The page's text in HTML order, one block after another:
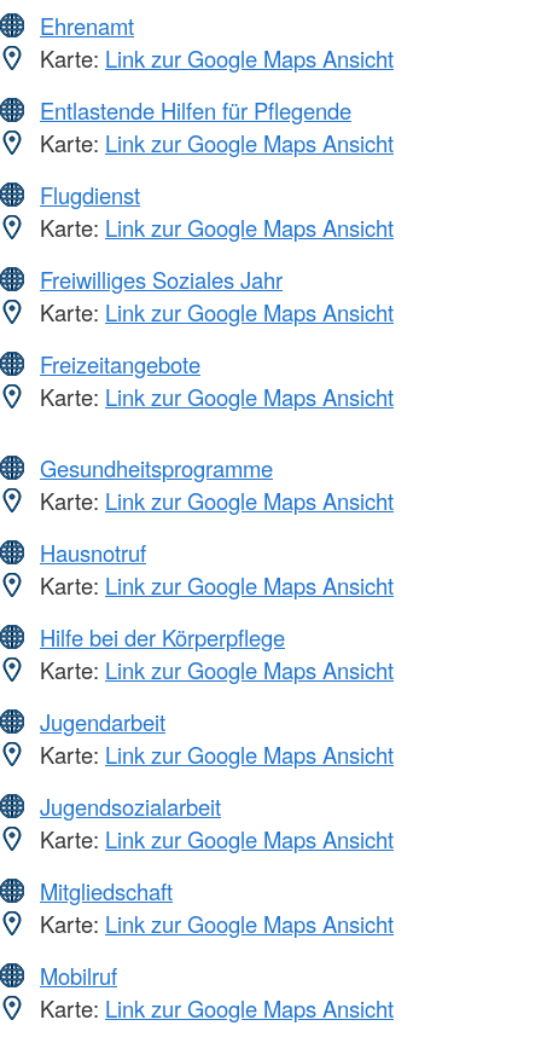
Ehrenamt
Karte: Link zur Google Maps Ansicht
Entlastende Hilfen für Pflegende
Karte: Link zur Google Maps Ansicht
Flugdienst
Karte: Link zur Google Maps Ansicht
Freiwilliges Soziales Jahr
Karte: Link zur Google Maps Ansicht
Freizeitangebote
Karte: Link zur Google Maps Ansicht
Gesundheitsprogramme
Karte: Link zur Google Maps Ansicht
Hausnotruf
Karte: Link zur Google Maps Ansicht
Hilfe bei der Körperpflege
Karte: Link zur Google Maps Ansicht
Jugendarbeit
Karte: Link zur Google Maps Ansicht
Jugendsozialarbeit
Karte: Link zur Google Maps Ansicht
Mitgliedschaft
Karte: Link zur Google Maps Ansicht
Mobilruf
Karte: Link zur Google Maps Ansicht